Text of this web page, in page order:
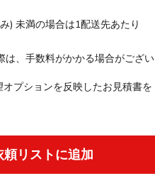
) 未満の場合は1配送先あたり
は、手数料がかかる場合がござい
プションを反映したお見積書を
リストに追加